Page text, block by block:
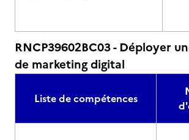
RNCP39602BC03 - Déployer
de marketing digital
Liste de compétences